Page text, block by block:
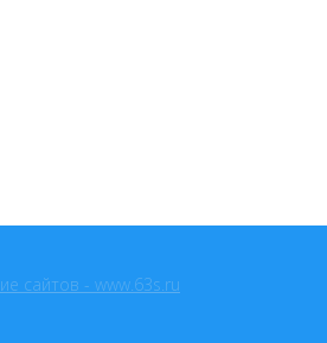
сайтов - www.63s.ru